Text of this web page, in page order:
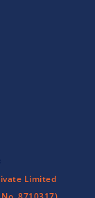
Limited